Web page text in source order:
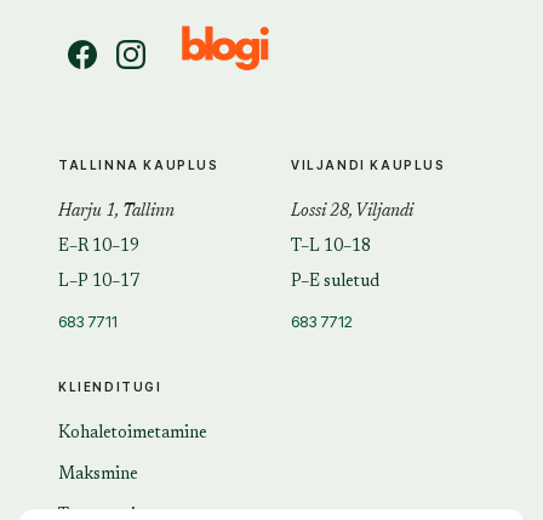
KLIENDITUGI
Kohaletoimetamine
Maksmine
TALLINNA KAUPLUS
Harju 1, Tallinn
E–R 10–19
L–P 10–17
683 7711
VILJANDI KAUPLUS
Lossi 28, Viljandi
T–L 10–18
P–E suletud
683 7712